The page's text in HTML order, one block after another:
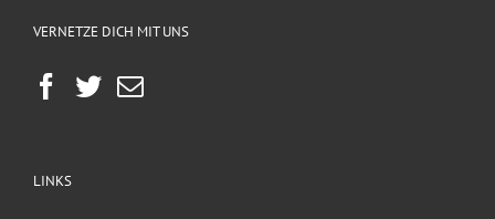
VERNETZE DICH MIT UNS
LINKS